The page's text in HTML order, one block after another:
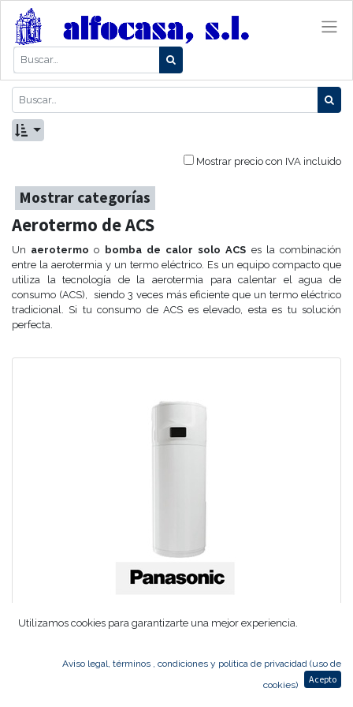
Mostrar precio con IVA incluido
Mostrar categorías
Aerotermo de ACS
Un aerotermoo bomba de calor solo ACS es la combinación
entre la aerotermia y un termo eléctrico. Es un equipo compacto que
utiliza la tecnología de la aerotermia para calentar el agua de
consumo (ACS), siendo 3 veces más eficiente que un termo eléctrico
tradicional. Si tu consumo de ACS es elevado, esta es tu solución
perfecta.
Utilizamos cookies para garantizarte una mejor experiencia.
Aviso legal, términos , condiciones y política de privacidad (uso de
cookies)
Acepto